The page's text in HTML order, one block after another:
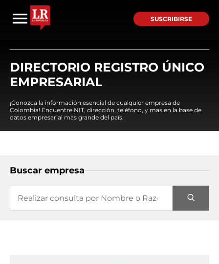
SUSCRIBIRSE
DIRECTORIO REGISTRO ÚNICO
EMPRESARIAL
¡Conozca la información esencial de cualquier empresa de
Colombia! Encuentre NIT, dirección, teléfono, y mas en la base de
datos empresarial mas grande del país.
Buscar empresa